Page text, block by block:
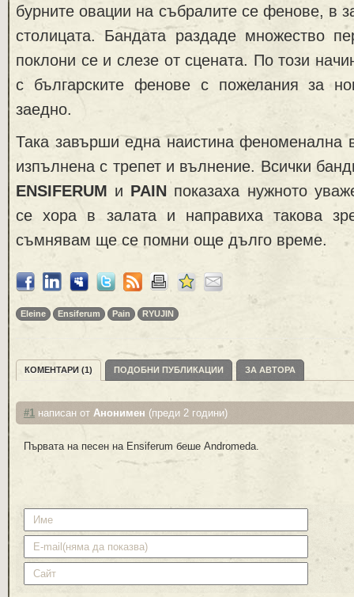
бурните овации на събралите се фенове, в
столицата. Бандата раздаде множество
поклони се и слезе от сцената. По този
с българските фенове с пожелания за
заедно.
Така завърши една наистина феноменална
изпълнена с трепет и вълнение. Всички
ENSIFERUM и PAIN показаха нужното
се хора в залата и направиха такова
съмнявам ще се помни още дълго време.
Eleine Ensiferum Pain RYUJIN
КОМЕНТАРИ (1) ПОДОБНИ ПУБЛИКАЦИИ ЗА АВТОРА
#1 написан от Анонимен (преди 2 години)
Първата на песен на Ensiferum беше Andromeda.